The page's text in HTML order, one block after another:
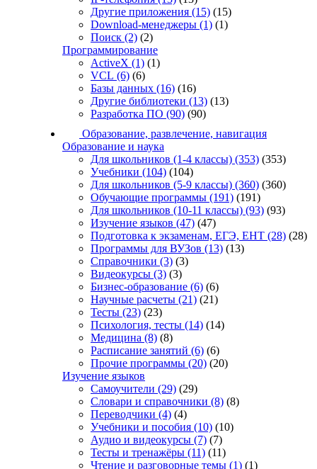
Другие приложения (15) (15)
Download-менеджеры (1) (1)
Поиск (2) (2)
Программирование
ActiveX (1) (1)
VCL (6) (6)
Базы данных (16) (16)
Другие библиотеки (13) (13)
Разработка ПО (90) (90)
Образование, развлечение, навигация
Образование и наука
Для школьников (1-4 классы) (353) (353)
Учебники (104) (104)
Для школьников (5-9 классы) (360) (360)
Обучающие программы (191) (191)
Для школьников (10-11 классы) (93) (93)
Изучение языков (47) (47)
Подготовка к экзаменам, ЕГЭ, ЕНТ (28) (28)
Программы для ВУЗов (13) (13)
Справочники (3) (3)
Видеокурсы (3) (3)
Бизнес-образование (6) (6)
Научные расчеты (21) (21)
Тесты (23) (23)
Психология, тесты (14) (14)
Медицина (8) (8)
Расписание занятий (6) (6)
Прочие программы (20) (20)
Изучение языков
Самоучители (29) (29)
Словари и справочники (8) (8)
Переводчики (4) (4)
Учебники и пособия (10) (10)
Аудио и видеокурсы (7) (7)
Тесты и тренажёры (11) (11)
Чтение и разговорные темы (1) (1)